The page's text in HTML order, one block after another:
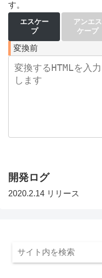
す。
エスケー
プ
アンエス
ケープ
変換前
開発ログ
2020.2.14 リリース